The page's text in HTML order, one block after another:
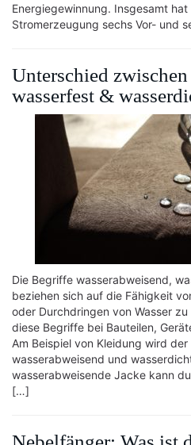
Energiegewinnung. Insgesamt
Stromerzeugung sechs Vor- und
Unterschied
wasserfest &
Die Begriffe wasserabweisend,
beziehen sich auf die Fähigkeit
oder Durchdringen von Wasser
diese Begriffe bei Bauteilen,
Am Beispiel von Kleidung wird
wasserabweisend und
wasserabweisende Jacke kann
[…]